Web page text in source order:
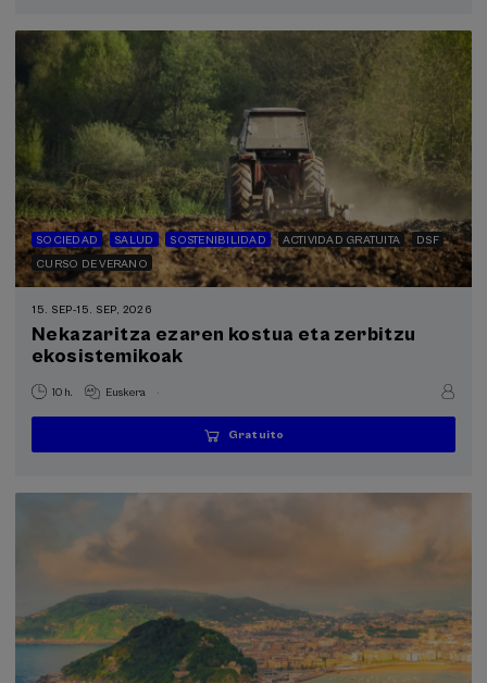
SOCIEDAD SALUD SOSTENIBILIDAD ACTIVIDAD GRATUITA
DSF
CURSO DE VERANO
15. SEP-15. SEP, 2026
Nekazaritza ezaren kostua eta zerbitzu
ekosistemikoak
10 h. Euskera .
...
Gratuito
Últimas
plazas
Gratuito
Fecha
pasada
Lista
de
Plazo
de